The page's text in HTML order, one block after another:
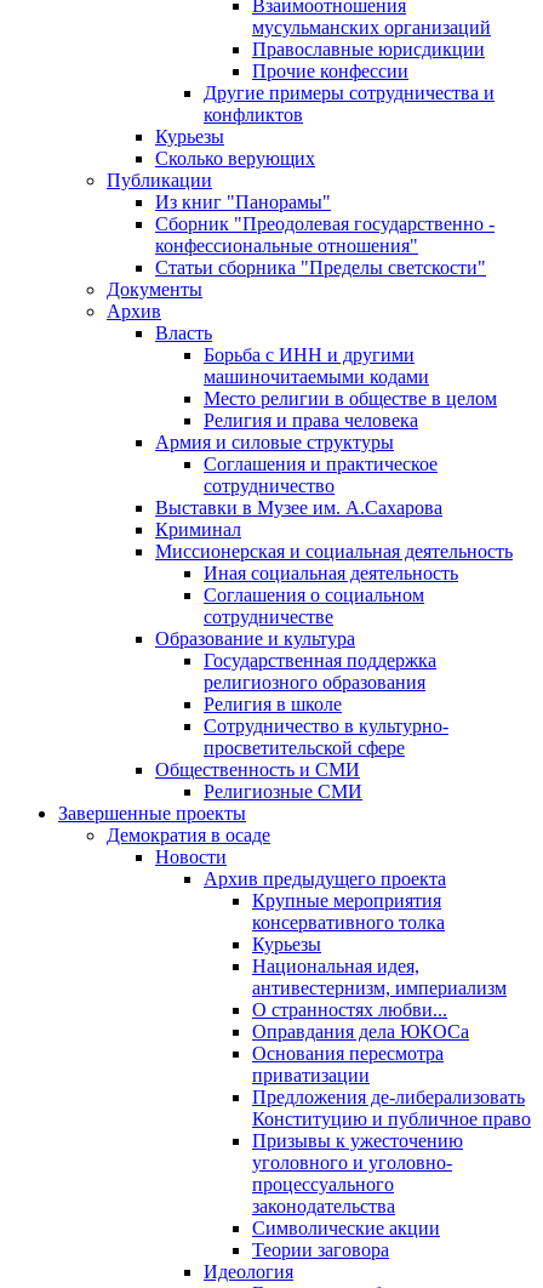
Взаимоотношения
мусульманских организаций
Православные юрисдикции
Прочие конфессии
Другие примеры сотрудничества и
конфликтов
Курьезы
Сколько верующих
Публикации
Из книг "Панорамы"
Сборник "Преодолевая государственно -
конфессиональные отношения"
Статьи сборника "Пределы светскости"
Документы
Архив
Власть
Борьба с ИНН и другими
машиночитаемыми кодами
Место религии в обществе в целом
Религия и права человека
Армия и силовые структуры
Соглашения и практическое
сотрудничество
Выставки в Музее им. А.Сахарова
Криминал
Миссионерская и социальная деятельность
Иная социальная деятельность
Соглашения о социальном
сотрудничестве
Образование и культура
Государственная поддержка
религиозного образования
Религия в школе
Сотрудничество в культурно-
просветительской сфере
Общественность и СМИ
Религиозные СМИ
Завершенные проекты
Демократия в осаде
Новости
Архив предыдущего проекта
Крупные мероприятия
консервативного толка
Курьезы
Национальная идея,
антивестернизм, империализм
О странностях любви...
Оправдания дела ЮКОСа
Основания пересмотра
приватизации
Предложения де-либерализовать
Конституцию и публичное право
Призывы к ужесточению
уголовного и уголовно-
процессуального
законодательства
Символические акции
Теории заговора
Идеология